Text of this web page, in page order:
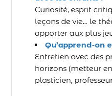
Curiosité, esprit
leçons de vie… le
apporter aux plus
Qu’apprend-on
Entretien avec des
horizons (metteur
plasticien,